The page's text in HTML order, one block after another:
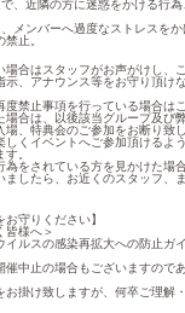
、近隣の方に迷惑をかける行
メンバーへ過度なストレスを
止。
合はスタッフがお声がけし、
示、アナウンス等をお守り頂け
禁止事項を行っている場合は
場合は、以後該当グループ及び
、特典会のご参加をお断り致
しくイベントへご参加頂けるよ
す。
をされている方を見かけた場
したら、お近くのスタッフ、
お守りください】
皆様へ＞
ルスの感染再拡大への防止ガ
中止の場合もございますので
掛け致しますが、何卒ご理解